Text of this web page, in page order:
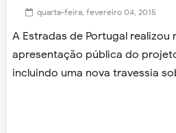
quarta-feira, fevereiro 04, 2015
A Estradas de Portugal realizou
apresentação pública do
incluindo uma nova travessia